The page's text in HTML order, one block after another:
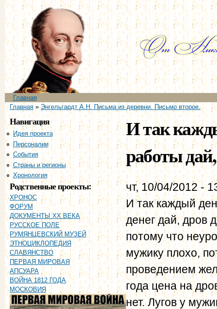
Главное меню
Главная
Вы здесь
Главная» Энгельгардт А.Н. Письма из деревни. Письмо второе.
Навигация
Идея проекта
Персоналии
События
Страны и регионы
Хронология
Родственные проекты:
ХРОНОС
ФОРУМ
ДОКУМЕНТЫ XX ВЕКА
РУССКОЕ ПОЛЕ
РУМЯНЦЕВСКИЙ МУЗЕЙ
ЭТНОЦИКЛОПЕДИЯ
СЛАВЯНСТВО
ПЕРВАЯ МИРОВАЯ
АПСУАРА
ВОЙНА 1812 ГОДА
МОСКОВИЯ
И так
работы
чт, 10/04/2012 -
И так каждый
денег дай, дров
потому что
мужику плохо,
проведением
года цена на
нет. Лугов у